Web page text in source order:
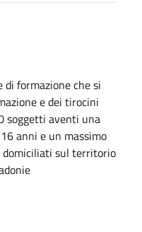
di formazione che si
e dei tirocini
soggetti aventi una
anni e un massimo
sul territorio